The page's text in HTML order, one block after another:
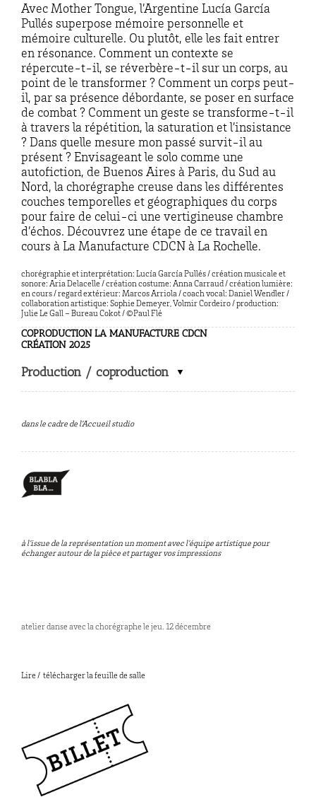
Avec Mother Tongue, l’Argentine Lucía García
Pullés superpose mémoire personnelle et
mémoire culturelle. Ou plutôt, elle les fait entrer
en résonance. Comment un contexte se
répercute-t-il, se réverbère-t-il sur un corps, au
point de le transformer ? Comment un corps peut-
il, par sa présence débordante, se poser en surface
de combat ? Comment un geste se transforme-t-il
à travers la répétition, la saturation et l’insistance
? Dans quelle mesure mon passé survit-il au
présent ? Envisageant le solo comme une
autofiction, de Buenos Aires à Paris, du Sud au
Nord, la chorégraphe creuse dans les différentes
couches temporelles et géographiques du corps
pour faire de celui-ci une vertigineuse chambre
d’échos. Découvrez une étape de ce travail en
cours à La Manufacture CDCN à La Rochelle.
chorégraphie et interprétation: Lucía García Pullés/ création musicale et
sonore: Aria Delacelle / création costume: Anna Carraud/ création lumière:
en cours / regard extérieur: Marcos Arriola/ coach vocal: Daniel Wendler/
collaboration artistique: Sophie Demeyer, Volmir Cordeiro / production:
Julie Le Gall – Bureau Cokot / ©Paul Flé
COPRODUCTION LA MANUFACTURE CDCN
CRÉATION 2025
Production / coproduction
dans le cadre de l’Accueil studio
à l’issue de la représentation un moment avec l’équipe artistique pour
échanger autour de la pièce et partager vos impressions
atelier danse avec la chorégraphe le jeu. 12 décembre
Lire / télécharger la feuille de salle